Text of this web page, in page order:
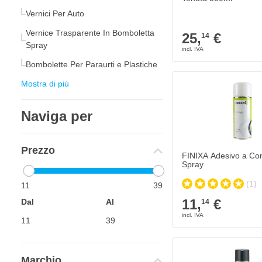
Vernici Per Auto
Vernice Trasparente In Bomboletta
Spray
Bombolette Per Paraurti e Plastiche
Mostra di più
Naviga per
Prezzo
11
39
Dal
Al
25,14€
FINIXA Adesivo a
Spray
(1)
11,14€